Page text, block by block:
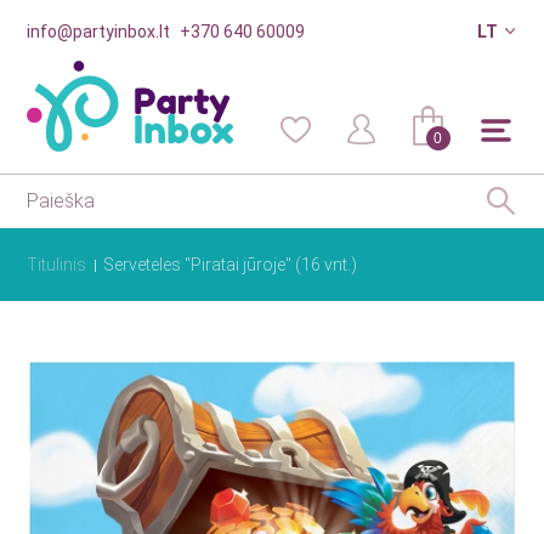
info@partyinbox.lt +370 640 60009 LT
0
Titulinis Servetėlės "Piratai jūroje" (16 vnt.)